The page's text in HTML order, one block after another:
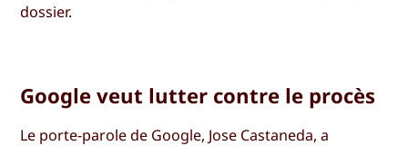
dossier.
Google veut lutter contre le procès
Le porte-parole de Google, Jose Castaneda, a